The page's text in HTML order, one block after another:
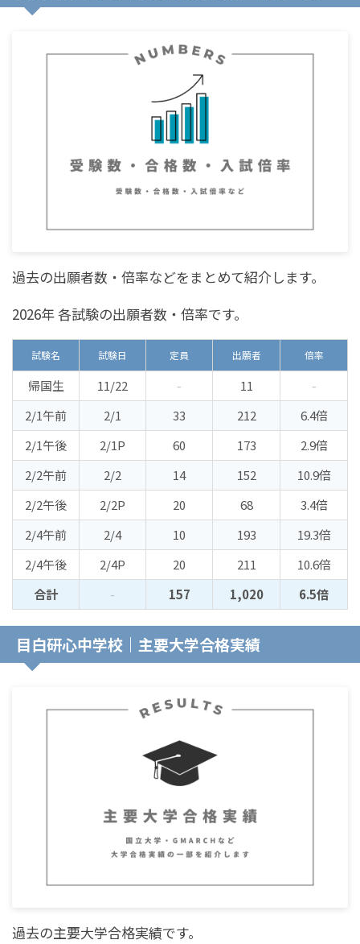
過去の出願者数・倍率などをまとめて紹介します。
2026年 各試験の出願者数・倍率です。
試験名 試験日 定員 出願者 倍率
帰国生 11/22 - 11
-
2/1午前
2/1 33 212
6.4倍
2/1午後
2/1P 60 173
2.9倍
2/2午前
2/2 14 152
10.9倍
2/2午後
2/2P 20 68
3.4倍
2/4午前
2/4 10 193
19.3倍
2/4午後
2/4P 20 211
10.6倍
合計
- 157 1,020 6.5倍
目白研心中学校｜主要大学合格実績
過去の主要大学合格実績です。